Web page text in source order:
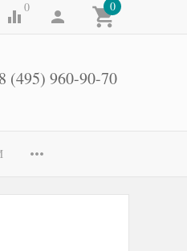
0 0
8 (495) 960-90-70